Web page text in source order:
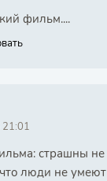
фильм....
страшны не
люди не